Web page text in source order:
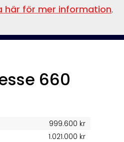
660
999.600 kr
1.021.000 kr
här för mer information.